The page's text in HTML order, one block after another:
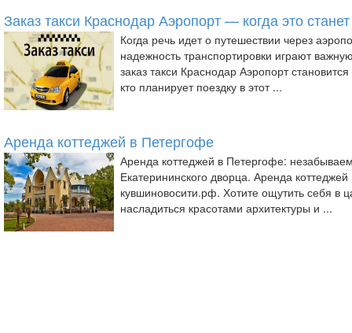
Заказ такси Краснодар Аэропорт — когда это
Когда речь идет о путешествии через
надежность транспортировки играют
заказ такси Краснодар Аэропорт
кто планирует поездку в этот ...
Аренда коттеджей в Петергофе
Аренда коттеджей в Петергофе:
Екатерининского дворца. Аренда
кувшиновосити.рф. Хотите ощутить себя в
насладиться красотами архитектуры и ...